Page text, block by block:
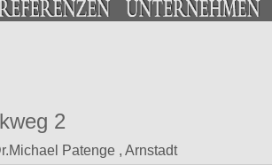
2
Patenge , Arnstadt